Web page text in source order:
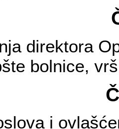
direktora
bolnice,
i